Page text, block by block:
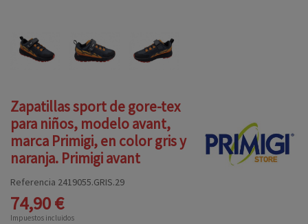
Zapatillas sport de gore-tex
para niños, modelo avant,
marca Primigi, en color gris y
naranja. Primigi avant
Referencia 2419055.GRIS.29
74,90 €
Impuestos incluidos